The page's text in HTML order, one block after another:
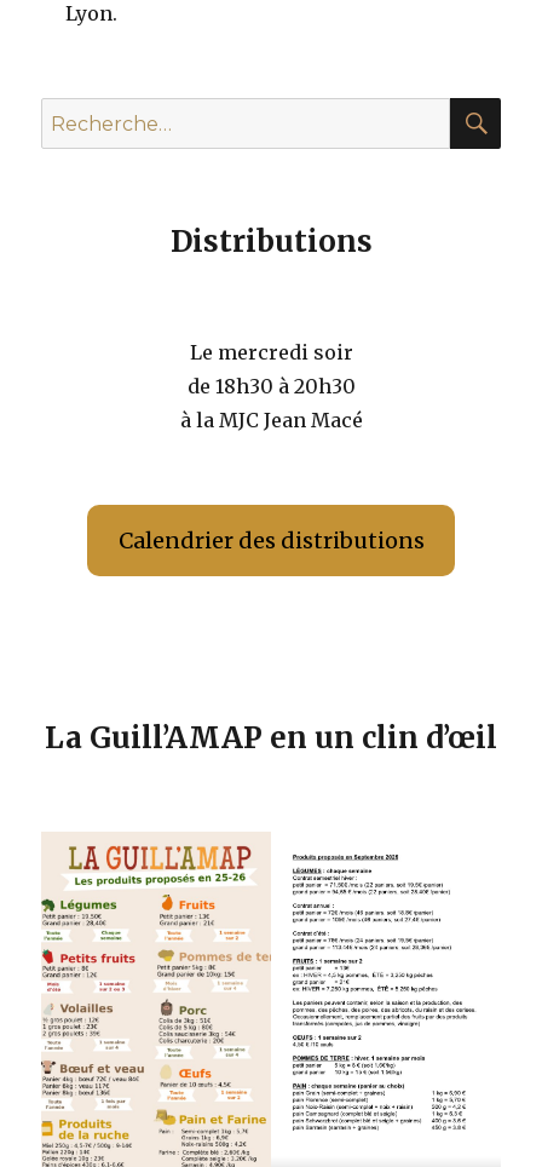
Lyon.
Recherche
pour :
Distributions
Le mercredi soir
de 18h30 à 20h30
à la MJC Jean Macé
Calendrier des distributions
La Guill’AMAP en un clin d’œil